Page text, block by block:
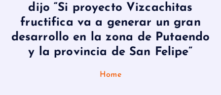
dijo “Si proyecto Vizcachitas
fructifica va a generar un gran
desarrollo en la zona de Putaendo
y la provincia de San Felipe”
Home